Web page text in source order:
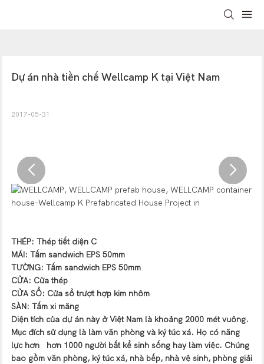
Dự án nhà tiền chế Wellcamp K tại Việt Nam
2017-05-31
THÉP: Thép tiết diện C
MÁI: Tấm sandwich EPS 50mm
TƯỜNG: Tấm sandwich EPS 50mm
CỬA: Cửa thép
CỬA SỔ: Cửa sổ trượt hợp kim nhôm
SÀN: Tấm xi măng
Diện tích của dự án này ở Việt Nam là khoảng 2000 mét vuông.
Mục đích sử dụng là làm văn phòng và ký túc xá. Họ có năng
lực hơn
hơn 1000 người bất kể sinh sống hay làm việc. Chúng
bao gồm văn phòng, ký túc xá, nhà bếp, nhà vệ sinh, phòng giải